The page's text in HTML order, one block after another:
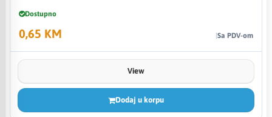
Dostupno
0,65 KM Sa PDV-om
View
Dodaj u korpu